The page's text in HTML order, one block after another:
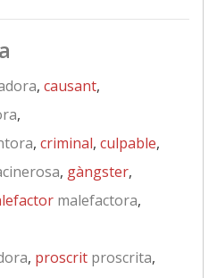
, causant,
,
, criminal, culpable,
, gàngster,
malefactora,
, proscrit proscrita,